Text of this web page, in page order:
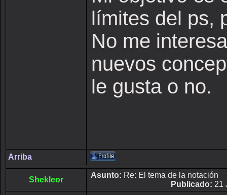
límites del ps,
No me
nuevos
le gusta o no.
Arriba
Shekleor
Asunto: Re: El tema de la notación
Publicado: 21